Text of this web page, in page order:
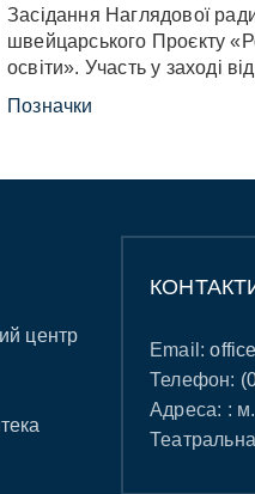
Засідання Наглядової
швейцарського Проєкту
освіти». Участь у заході
Позначки
центр
Email:
Телефон:
Адреса: : м.